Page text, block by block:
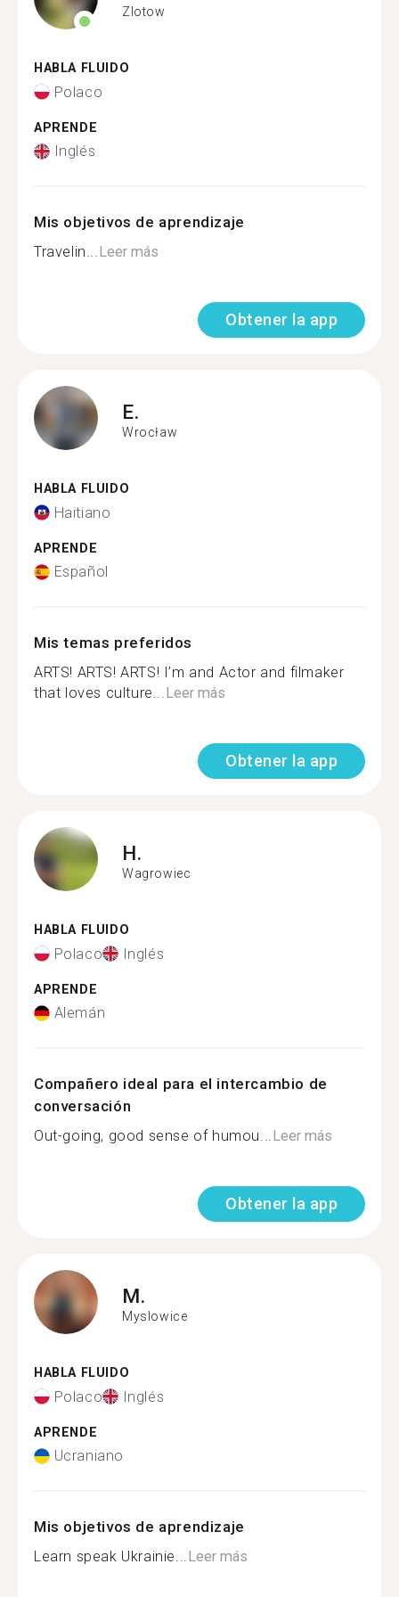
Zlotow
HABLA FLUIDO
Polaco
APRENDE
Inglés
Mis objetivos de aprendizaje
Travelin...Leer más
Obtener la app
E.
Wrocław
HABLA FLUIDO
Haitiano
APRENDE
Español
Mis temas preferidos
ARTS! ARTS! ARTS! I’m and Actor and filmaker
that loves culture...Leer más
Obtener la app
H.
Wagrowiec
HABLA FLUIDO
Polaco Inglés
APRENDE
Alemán
Compañero ideal para el intercambio de
conversación
Out-going, good sense of humou...Leer más
Obtener la app
M.
Myslowice
HABLA FLUIDO
Polaco Inglés
APRENDE
Ucraniano
Mis objetivos de aprendizaje
Learn speak Ukrainie...Leer más